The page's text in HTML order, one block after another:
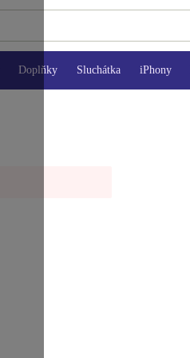
Doplňky Sluchátka iPhony